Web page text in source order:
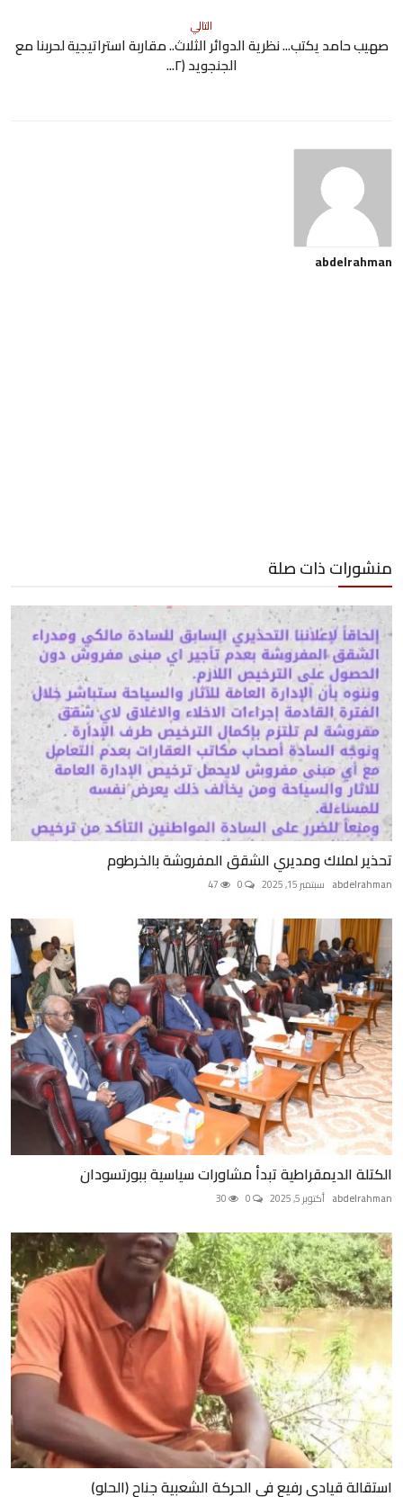
التالي
صهيب حامد يكتب... نظرية الدوائر الثلاث.. مقاربة استراتيجية لحربنا مع
الجنجويد (٢...
abdelrahman
منشورات ذات صلة
تحذير لملاك ومديري الشقق المفروشة بالخرطوم
abdelrahman سبتمبر 15, 2025
الكتلة الديمقراطية تبدأ مشاورات سياسية ببورتسودان
abdelrahman أكتوبر 5, 2025
استقالة قيادي رفيع في الحركة الشعبية جناح (الحلو)